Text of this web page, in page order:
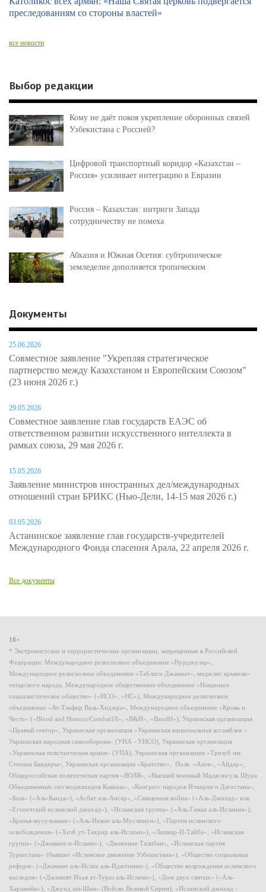
преследованиям со стороны властей»
все новости
Выбор редакции
Кому не даёт покоя укрепление оборонных связей
Узбекистана с Россией?
Цифровой транспортный коридор «Казахстан –
Россия» усиливает интеграцию в Евразии
Россия – Казахстан: интриги Запада
сотрудничеству не помеха
Абхазия и Южная Осетия: субтропическое
земледелие дополняется тропическим
Документы
25.06.2026
Совместное заявление "Укрепляя стратегическое
партнерство между Казахстаном и Европейским Союзом"
(23 июня 2026 г.)
29.05.2026
Совместное заявление глав государств ЕАЭС об
ответственном развитии искусственного интеллекта в
рамках союза, 29 мая 2026 г.
15.05.2026
Заявление министров иностранных дел/международных
отношений стран БРИКС (Нью-Дели, 14-15 мая 2026 г.)
03.05.2026
Астанинское заявление глав государств-учредителей
Международного Фонда спасения Арала, 22 апреля 2026 г.
Все документы
18+
* Экстремистские и террористические организации, запрещенные в Российской
Федерации: Международное религиозное объединение «Нурджулар»,
Международное религиозное объединение «Таблиги Джамаат», меджлис крымско-
татарского народа, Международное общественное объединение «Национал-
социалистическое общество» («НСО», «НС»), Международное религиозное
объединение «Ат-Такфир Валь-Хиджра», Международное объединение «Кровь и
Честь» («Blood and Honour/Combat18», «B&H», «BandH»), Украинская организация
«Правый сектор», Украинская организация «Украинская национальная ассамблея –
Украинская народная самооборона» (УНА - УНСО), Украинская организация
«Украинская повстанческая армия» (УПА), Украинская организация «Тризуб им.
Степана Бандеры», Украинская организация «Братство», Полк «Азов», «Айдар»,
Общероссийская политическая партия «ВОЛЯ», «Высший военный Маджлисуль Шура
Объединенных сил моджахедов Кавказа», «Конгресс народов Ичкерии и Дагестана»,
«База» («Аль-Каида»), «Асбат аль-Ансар», «Священная война» («Аль-Джихад» или
«Египетский исламский джихад»), «Исламская группа» («Аль-Гамаа аль-Исламия»),
«Братья-мусульмане» («Аль-Ихван аль-Муслимун»), «Партия исламского
освобождения» («Хизб ут-Тахрир аль-Ислами»), «Лашкар-И-Тайба», «Исламская
группа» («Джамаат-и-Ислами»), «Движение Талибан», «Исламская партия
Туркестана» (бывшее «Исламское движение Узбекистана»), «Общество социальных
реформ» («Джамият аль-Ислах аль-Иджтимаи»), «Общество возрождения исламского
наследия» («Джамият Ихья ат-Тураз аль-Ислами»), «Дом двух святых» («Аль-
Харамейн»), «Джунд аш-Шам» (Войско Великой Сирии), «Исламский джихад –